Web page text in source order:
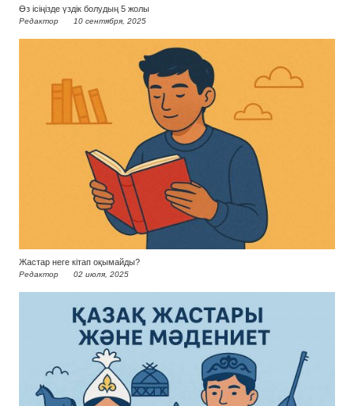
Өз ісіңізде үздік болудың 5 жолы
Редактор 10 сентября, 2025
Жастар неге кітап оқымайды?
Редактор 02 июля, 2025